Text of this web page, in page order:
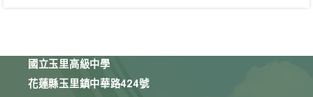
國立玉里高級中學
花蓮縣玉里鎮中華路424號